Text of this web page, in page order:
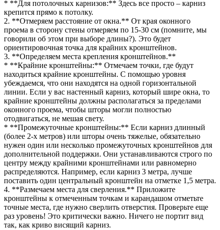
* **Для потолочных карнизов:** Здесь все просто – карниз
крепится прямо к потолку.
2. **Отмеряем расстояние от окна.** От края оконного
проема в сторону стены отмеряем по 15-30 см (помните, мы
говорили об этом при выборе длины?). Это будет
ориентировочная точка для крайних кронштейнов.
3. **Определяем места крепления кронштейнов.**
* **Крайние кронштейны:** Отмечаем точки, где будут
находиться крайние кронштейны. С помощью уровня
убеждаемся, что они находятся на одной горизонтальной
линии. Если у вас настенный карниз, который шире окна, то
крайние кронштейны должны располагаться за пределами
оконного проема, чтобы шторы могли полностью
отодвигаться, не мешая свету.
* **Промежуточные кронштейны:** Если карниз длинный
(более 2-х метров) или шторы очень тяжелые, обязательно
нужен один или несколько промежуточных кронштейнов для
дополнительной поддержки. Они устанавливаются строго по
центру между крайними кронштейнами или равномерно
распределяются. Например, если карниз 3 метра, лучше
поставить один центральный кронштейн на отметке 1,5 метра.
4. **Размечаем места для сверления.** Приложите
кронштейны к отмеченным точкам и карандашом отметьте
точные места, где нужно сверлить отверстия. Проверьте еще
раз уровень! Это критически важно. Ничего не портит вид
так, как криво висящий карниз.